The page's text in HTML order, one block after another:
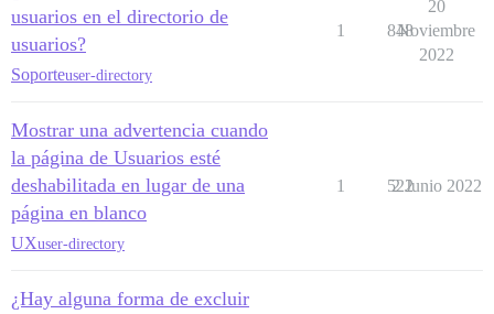
usuarios en el directorio de
usuarios?
Soporteuser-directory
1 848
20
Noviembre
2022
Mostrar una advertencia cuando
la página de Usuarios esté
deshabilitada en lugar de una
página en blanco
UXuser-directory
1 522
2 Junio 2022
¿Hay alguna forma de excluir